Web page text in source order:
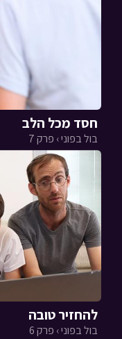
חסד מכל הלב
בול בפוני › פרק 7
להחזיר טובה
בול בפוני › פרק 6